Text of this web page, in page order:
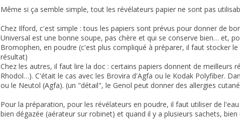
Même si ça semble simple, tout les révélateurs papier ne sont pas
Chez Ilford, c'est simple : tous les papiers sont prévus pour donner de
Universal est une bonne soupe, pas chère et qui se conserve bien… et,
Bromophen, en poudre (c'est plus compliqué à préparer, il faut stocker
résultat)
Chez les autres, il faut lire la doc : certains papiers donnent de meilleurs
Rhodol…). C'était le cas avec les Brovira d'Agfa ou le Kodak Polyfiber.
ou le Neutol (Agfa). (un "détail", le Genol peut donner des allergies
Pour la préparation, pour les révélateurs en poudre, il faut utiliser de
bien dégazée (aérateur sur robinet) et quand il y a plusieurs sachets,